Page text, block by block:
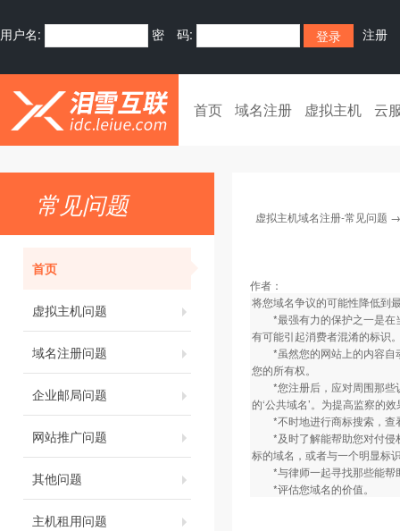
用户名: 密 码: 注册
首页 域名注册 虚拟主机 云
常见问题
首页
虚拟主机问题
域名注册问题
企业邮局问题
网站推广问题
其他问题
主机租用问题
虚拟主机域名注册-常见问题
作者：
将您域名争议的可能性降低到
*最强有力的保护之一是在
有可能引起消费者混淆的标识
*虽然您的网站上的内容自动
您的所有权。
*您注册后，应对周围那些认
的‘公共域名’。为提高监察的
*不时地进行商标搜索，查
*及时了解能帮助您对付侵
标的域名，或者与一个明显标
*与律师一起寻找那些能帮
*评估您域名的价值。